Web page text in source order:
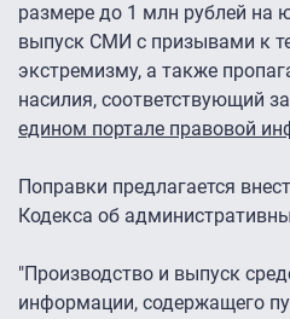
размере до 1 млн рублей на
выпуск СМИ с призывами к
экстремизму, а также
насилия, соответствующий
едином портале правовой
Поправки предлагается
Кодекса об
"Производство и выпуск
информации, содержащего